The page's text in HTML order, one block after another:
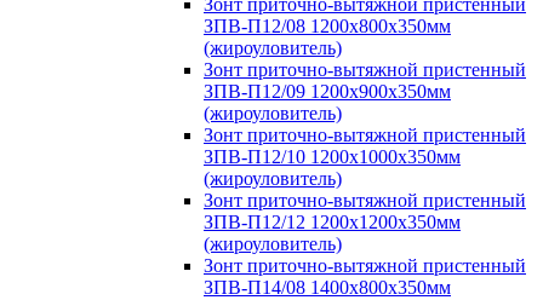
Зонт приточно-вытяжной пристенный
ЗПВ-П12/08 1200х800х350мм
(жироуловитель)
Зонт приточно-вытяжной пристенный
ЗПВ-П12/09 1200х900х350мм
(жироуловитель)
Зонт приточно-вытяжной пристенный
ЗПВ-П12/10 1200х1000х350мм
(жироуловитель)
Зонт приточно-вытяжной пристенный
ЗПВ-П12/12 1200х1200х350мм
(жироуловитель)
Зонт приточно-вытяжной пристенный
ЗПВ-П14/08 1400х800х350мм